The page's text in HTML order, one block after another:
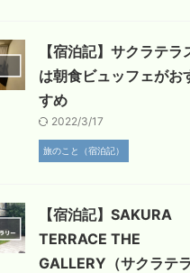
【宿泊記】サクラテラ
は朝食ビュッフェがお
すめ
2022/3/17
旅のこと（宿泊記）
【宿泊記】SAKURA
TERRACE THE
GALLERY（サクラテラ